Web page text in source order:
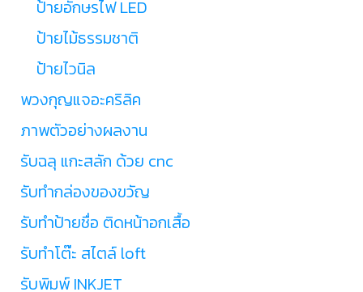
ป้ายอักษรไฟ LED
ป้ายไม้ธรรมชาติ
ป้ายไวนิล
พวงกุญแจอะคริลิค
ภาพตัวอย่างผลงาน
รับฉลุ แกะสลัก ด้วย cnc
รับทำกล่องของขวัญ
รับทำป้ายชื่อ ติดหน้าอกเสื้อ
รับทำโต๊ะ สไตล์ loft
รับพิมพ์ INKJET